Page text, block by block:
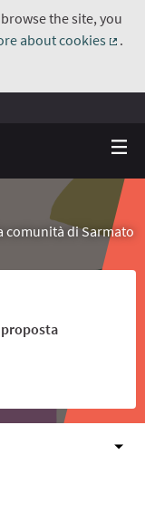
the site, you
about cookies
.
comunità di Sarmato
proposta